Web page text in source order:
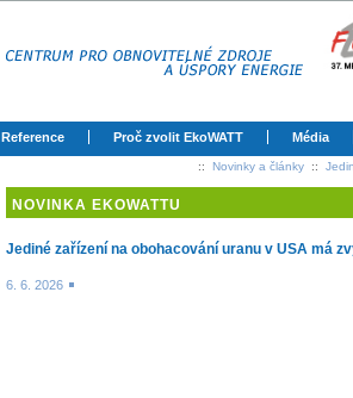
Reference Proč zvolit EkoWATT Média
:: Novinky a články ::
NOVINKA EKOWATTU
Jediné zařízení na obohacování uranu v USA má
6. 6. 2026